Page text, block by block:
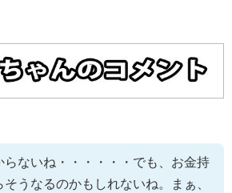
ないね・・・・・・でも、お金持
うなるのかもしれないね。まぁ、